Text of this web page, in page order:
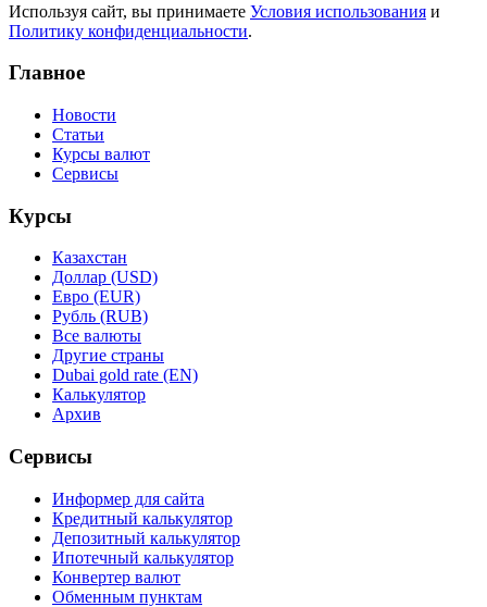
Используя сайт, вы принимаете Условия использования и
Политику конфиденциальности.
Главное
Новости
Статьи
Курсы валют
Сервисы
Курсы
Казахстан
Доллар (USD)
Евро (EUR)
Рубль (RUB)
Все валюты
Другие страны
Dubai gold rate (EN)
Калькулятор
Архив
Сервисы
Информер для сайта
Кредитный калькулятор
Депозитный калькулятор
Ипотечный калькулятор
Конвертер валют
Обменным пунктам